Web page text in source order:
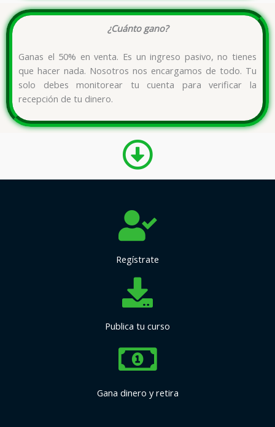
¿Cuánto gano?
Ganas el 50% en venta. Es un ingreso pasivo, no tienes
que hacer nada. Nosotros nos encargamos de todo. Tu
solo debes monitorear tu cuenta para verificar la
recepción de tu dinero.
Regístrate
Publica tu curso
Gana dinero y retira